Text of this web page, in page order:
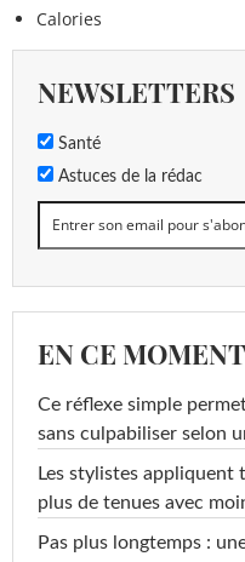
Calories
NEWSLETTERS
Santé
Astuces de la rédac
EN CE MOMENT
Ce réflexe simple
sans culpabiliser selon
Les stylistes
plus de tenues avec
Pas plus longtemps :